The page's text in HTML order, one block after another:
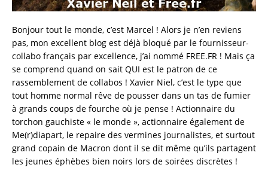
Bonjour tout le monde, c’est Marcel ! Alors je n’en reviens
pas, mon excellent blog est déjà bloqué par le fournisseur-
collabo français par excellence, j’ai nommé FREE.FR ! Mais ça
se comprend quand on sait QUI est le patron de ce
rassemblement de collabos ! Xavier Niel, c’est le type que
tout homme normal rêve de pousser dans un tas de fumier
à grands coups de fourche où je pense ! Actionnaire du
torchon gauchiste « le monde », actionnaire également de
Me(r)diapart, le repaire des vermines journalistes, et surtout
grand copain de Macron dont il se dit même qu’ils partagent
les jeunes éphèbes bien noirs lors de soirées discrètes !